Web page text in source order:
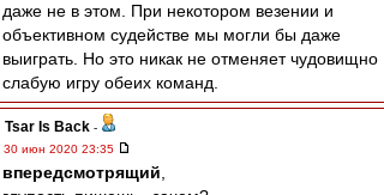
даже не в этом. При некотором везении и
объективном судействе мы могли бы даже
выиграть. Но это никак не отменяет чудовищно
слабую игру обеих команд.
Tsar Is Back -
30 июн 2020 23:35
впередсмотрящий